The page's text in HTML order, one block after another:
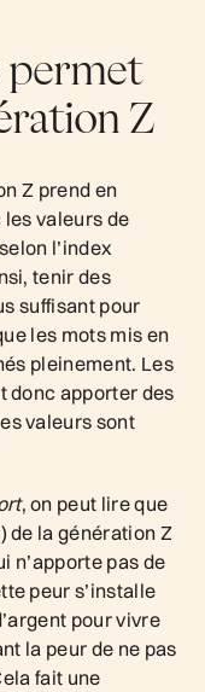
permet
Z
Z prend en
valeurs de
l’index
tenir des
suffisant pour
les mots mis en
pleinement. Les
donc apporter des
valeurs sont
, on peut lire que
de la génération Z
n’apporte pas de
peur s’installe
pour vivre
la peur de ne pas
fait une